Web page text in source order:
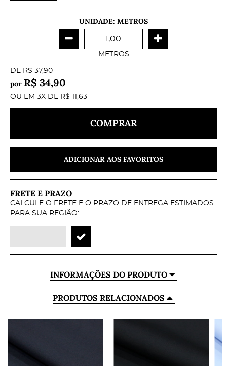
UNIDADE: METROS
METROS
DE R$ 37,90
por R$ 34,90
OU EM 3X DE R$ 11,63
COMPRAR
ADICIONAR AOS FAVORITOS
FRETE E PRAZO
CALCULE O FRETE E O PRAZO DE ENTREGA ESTIMADOS
PARA SUA REGIÃO:
INFORMAÇÕES DO PRODUTO
PRODUTOS RELACIONADOS